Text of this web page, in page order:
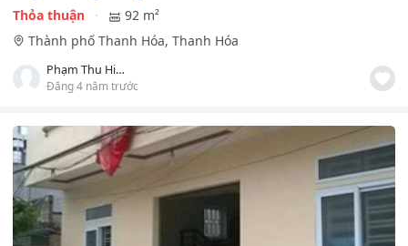
Thỏa thuận
92 m²
Thành phố Thanh Hóa, Thanh Hóa
Phạm Thu Hiền
Đăng 4 năm trước